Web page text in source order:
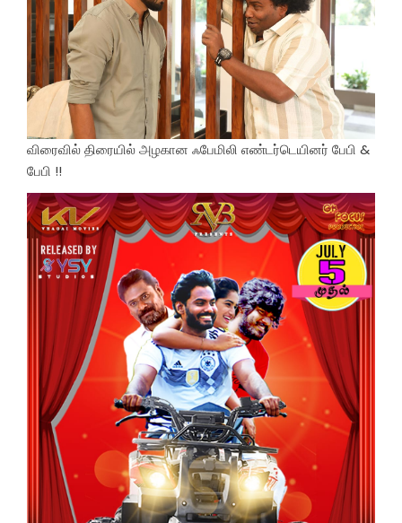
விரைவில் திரையில் அழகான ஃபேமிலி எண்டர்டெயினர் பேபி &
பேபி !!